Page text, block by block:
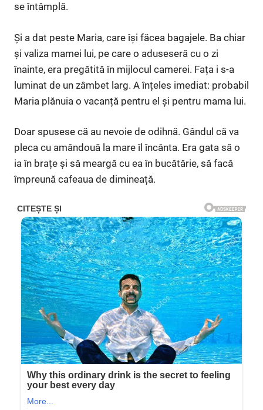
se întâmplă.
Și a dat peste Maria, care își făcea bagajele. Ba chiar
și valiza mamei lui, pe care o aduseseră cu o zi
înainte, era pregătită în mijlocul camerei. Fața i s-a
luminat de un zâmbet larg. A înțeles imediat: probabil
Maria plănuia o vacanță pentru el și pentru mama lui.
Doar spusese că au nevoie de odihnă. Gândul că va
pleca cu amândouă la mare îl încânta. Era gata să o
ia în brațe și să meargă cu ea în bucătărie, să facă
împreună cafeaua de dimineață.